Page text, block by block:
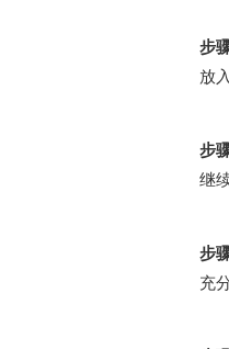
步
放
步
继
步
充